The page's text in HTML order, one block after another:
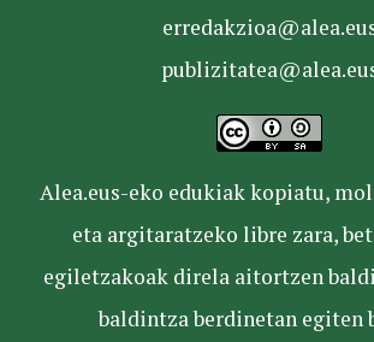
Alea.eus-eko edukiak kopiatu,
eta argitaratzeko libre zara,
egiletzakoak direla aitortzen
baldintza berdinetan egiten